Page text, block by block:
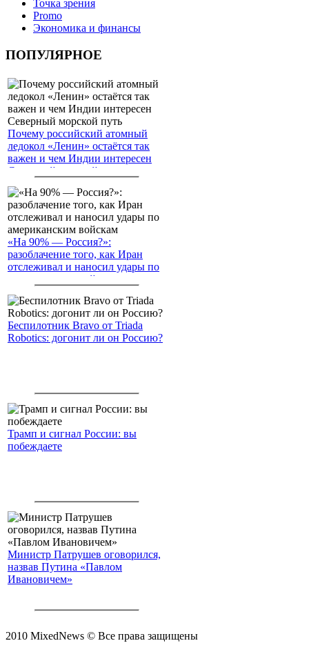
Точка зрения
Promo
Экономика и финансы
ПОПУЛЯРНОЕ
Почему российский атомный
ледокол «Ленин» остаётся так
важен и чем Индии интересен
Северный морской путь
«На 90% — Россия?»:
разоблачение того, как Иран
отслеживал и наносил удары по
американским войскам
Беспилотник Bravo от Triada
Robotics: догонит ли он Россию?
Трамп и сигнал России: вы
побеждаете
Министр Патрушев оговорился,
назвав Путина «Павлом
Ивановичем»
2010 MixedNews © Все права защищены